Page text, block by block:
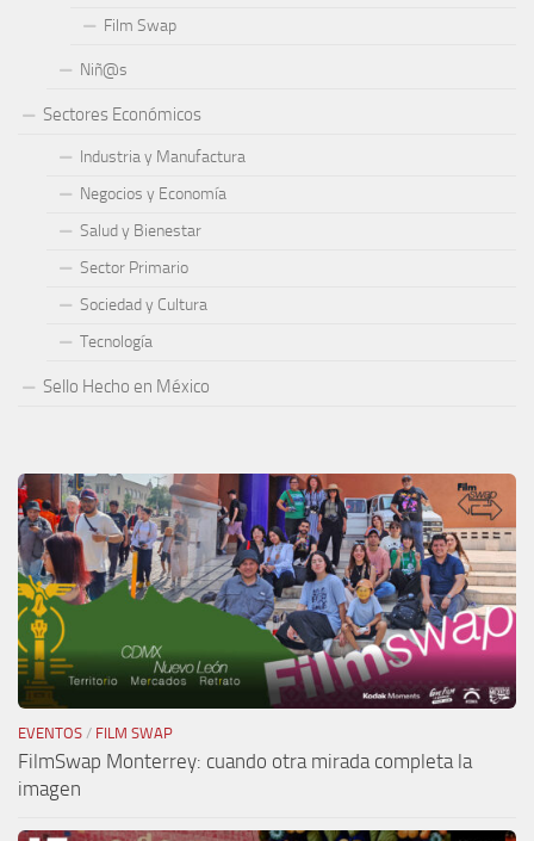
Film Swap
Niñ@s
Sectores Económicos
Industria y Manufactura
Negocios y Economía
Salud y Bienestar
Sector Primario
Sociedad y Cultura
Tecnología
Sello Hecho en México
EVENTOS / FILM SWAP
FilmSwap Monterrey: cuando otra mirada completa la
imagen